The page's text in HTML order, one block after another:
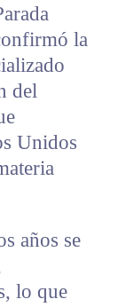
la
del
Unidos
años se
lo que